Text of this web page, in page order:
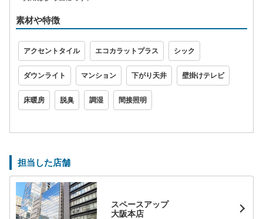
素材や特徴
アクセントタイル エコカラットプラス シック
ダウンライト マンション 下がり天井 壁掛けテレビ
床暖房 脱臭 調湿 間接照明
担当した店舗
スペースアップ
大阪本店